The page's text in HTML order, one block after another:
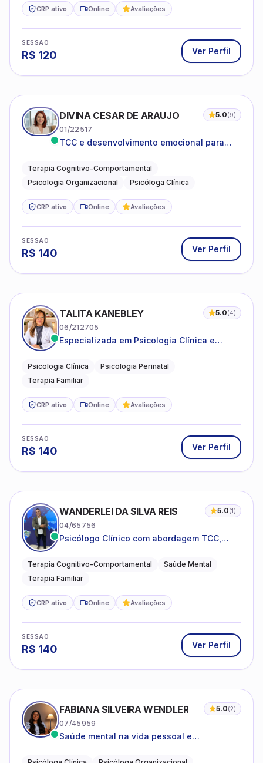
CRP ativo Online Avaliações
SESSÃO
R$ 120 Ver Perfil
DIVINA CESAR DE ARAUJO 5.0(9)
01/22517
TCC e desenvolvimento emocional para
Terapia Cognitivo-Comportamental
Psicologia Organizacional
Psicóloga Clínica
CRP ativo Online Avaliações
SESSÃO
R$ 140 Ver Perfil
TALITA KANEBLEY 5.0(4)
06/212705
Especializada em Psicologia Clínica e
famílias
Psicologia Clínica
Psicologia Perinatal
Terapia Familiar
CRP ativo Online Avaliações
SESSÃO
R$ 140 Ver Perfil
WANDERLEI DA SILVA REIS 5.0(1)
04/65756
Psicólogo Clínico com abordagem TCC,
sistêmica
Terapia Cognitivo-Comportamental
Saúde Mental
Terapia Familiar
CRP ativo Online Avaliações
SESSÃO
R$ 140 Ver Perfil
FABIANA SILVEIRA WENDLER 5.0(2)
07/45959
Saúde mental na vida pessoal e